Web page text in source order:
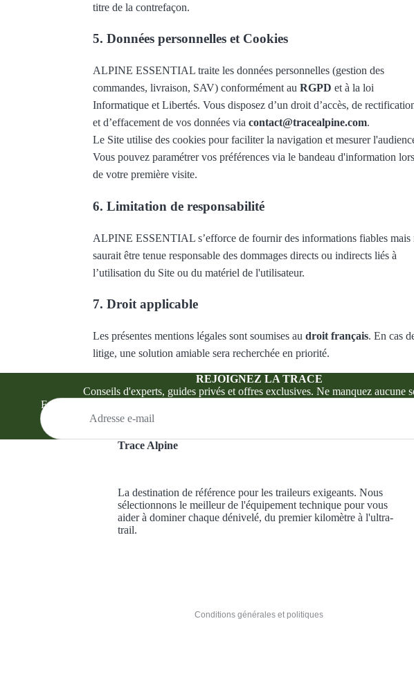
titre de la contrefaçon.
5. Données personnelles et Cookies
ALPINE ESSENTIAL traite les données personnelles (gestion des
commandes, livraison, SAV) conformément au RGPD et à la loi
Informatique et Libertés. Vous disposez d’un droit d’accès, de
et d’effacement de vos données via contact@tracealpine.com.
Le Site utilise des cookies pour faciliter la navigation et mesurer
Vous pouvez paramétrer vos préférences via le bandeau d'information lors
de votre première visite.
6. Limitation de responsabilité
ALPINE ESSENTIAL s’efforce de fournir des informations fiables mais
saurait être tenue responsable des dommages directs ou indirects liés à
l’utilisation du Site ou du matériel de l'utilisateur.
7. Droit applicable
Les présentes mentions légales sont soumises au droit français. En cas
litige, une solution amiable sera recherchée en priorité.
REJOIGNEZ LA TRACE
Conseils d'experts, guides privés et offres exclusives. Ne manquez aucune
E-mail
Trace Alpine
La destination de référence pour les traileurs exigeants. Nous
sélectionnons le meilleur de l'équipement technique pour vous
aider à dominer chaque dénivelé, du premier kilomètre à l'ultra-
trail.
Conditions générales et politiques
Politique de remboursement
Conditions d’utilisation